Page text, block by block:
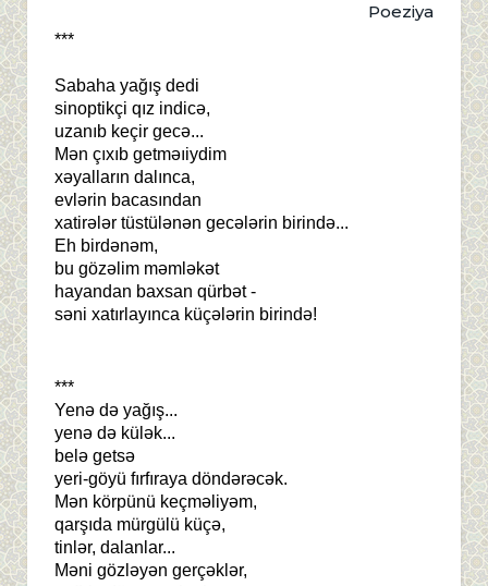
Poeziya
***
Sabaha yağış dedi
sinoptikçi qız indicə,
uzanıb keçir gecə...
Mən çıxıb getməıiydim
xəyalların dalınca,
evlərin bacasından
xatirələr tüstülənən gecələrin birində...
Eh birdənəm,
bu gözəlim məmləkət
hayandan baxsan qürbət -
səni xatırlayınca küçələrin birində!
***
Yenə də yağış...
yenə də külək...
belə getsə
yeri-göyü fırfıraya döndərəcək.
Mən körpünü keçməliyəm,
qarşıda mürgülü küçə,
tinlər, dalanlar...
Məni gözləyən gerçəklər,